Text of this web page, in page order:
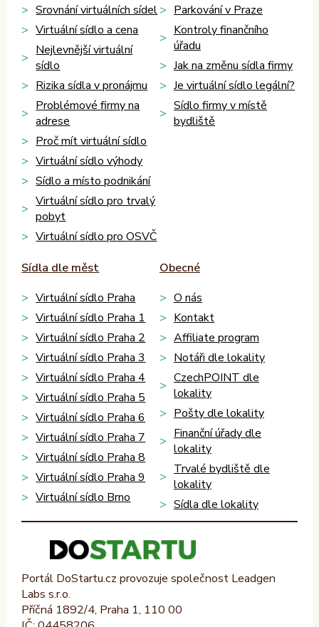
Srovnání virtuálních sídel
Virtuální sídlo a cena
Nejlevnější virtuální
sídlo
Rizika sídla v pronájmu
Problémové firmy na
adrese
Proč mít virtuální sídlo
Virtuální sídlo výhody
Sídlo a místo podnikání
Virtuální sídlo pro trvalý
pobyt
Virtuální sídlo pro OSVČ
Parkování v Praze
Kontroly finančního
úřadu
Jak na změnu sídla firmy
Je virtuální sídlo legální?
Sídlo firmy v místě
bydliště
Sídla dle měst
Virtuální sídlo Praha
Virtuální sídlo Praha 1
Virtuální sídlo Praha 2
Virtuální sídlo Praha 3
Virtuální sídlo Praha 4
Virtuální sídlo Praha 5
Virtuální sídlo Praha 6
Virtuální sídlo Praha 7
Virtuální sídlo Praha 8
Virtuální sídlo Praha 9
Virtuální sídlo Brno
Obecné
O nás
Kontakt
Affiliate program
Notáři dle lokality
CzechPOINT dle
lokality
Pošty dle lokality
Finanční úřady dle
lokality
Trvalé bydliště dle
lokality
Sídla dle lokality
Portál DoStartu.cz provozuje společnost Leadgen
Labs s.r.o.
Příčná 1892/4, Praha 1, 110 00